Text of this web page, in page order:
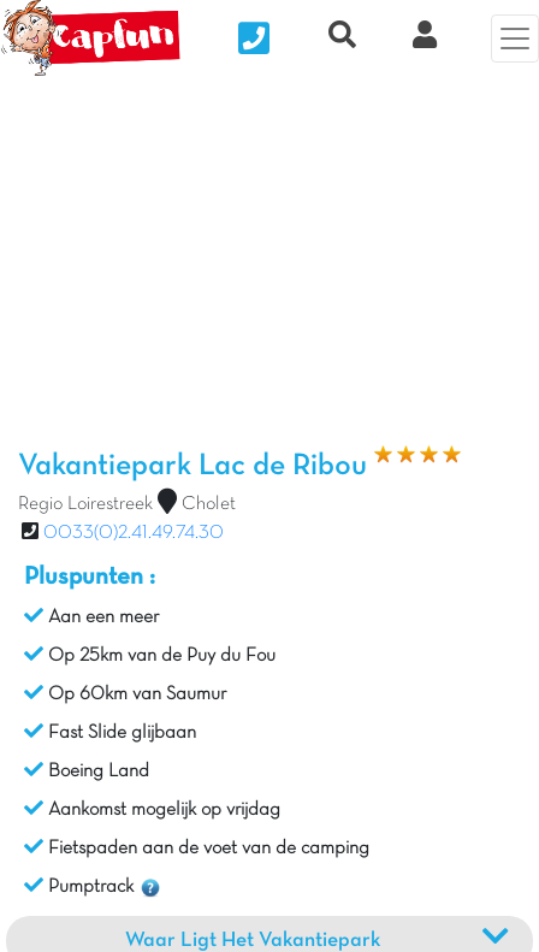
Nous contacterRecherche rapide
Mijn Clix
Vakantiepark Lac de Ribou
Regio Loirestreek
Cholet
0033(0)2.41.49.74.30
Pluspunten :
Aan een meer
Op 25km van de Puy du Fou
Op 60km van Saumur
Fast Slide glijbaan
Boeing Land
Aankomst mogelijk op vrijdag
Fietspaden aan de voet van de camping
Pumptrack
Waar Ligt Het Vakantiepark